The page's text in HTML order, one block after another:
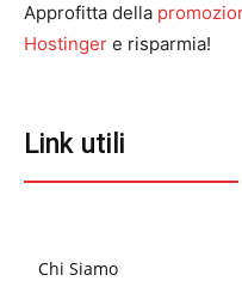
Approfitta della
Hostinger e risparmia!
Link utili
Chi Siamo